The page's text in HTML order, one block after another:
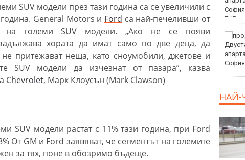
SUV модели през тази година са се увеличили с
General Motors и Ford са най-печеливши от
големи SUV модели. „Ако не се появи
хората да имат само по две деца, да
притежават неща, като сноумобили, джетове и
SUV модели да изчезнат от пазара”, казва
Chevrolet, Марк Клоусън (Mark Clawson)
SUV модели растат с 11% тази година, при Ford
От GM и Ford заявяват, че сегментът на големите
за тях, поне в обозримо бъдеще.
Златото стигна до 4295
долара за унция
EUR
800
НАЙ-